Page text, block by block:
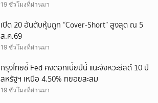
19 ชั่วโมงที่ผ่านมา
เปิด 20 อันดับหุ้นถูก “Cover-Short” สูงสุด ณ 5
ส.ค.69
19 ชั่วโมงที่ผ่านมา
กรุงไทยชี้ Fed คงดอกเบี้ยปีนี้ แนะจังหวะยีลด์ 10 ปี
สหรัฐฯ เหนือ 4.50% ทยอยสะสม
19 ชั่วโมงที่ผ่านมา